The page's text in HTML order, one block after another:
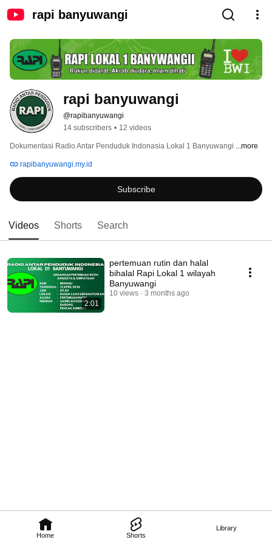
rapi banyuwangi
Home Shorts
Library
rapi banyuwangi
@rapibanyuwangi
14 subscribers • 12 videos
Dokumentasi Radio Antar Penduduk Indonasia Lokal 1 Banyuwangi ...more
rapibanyuwangi.my.id
Subscribe
Videos Shorts Search
2:01
pertemuan rutin dan halal
bihalal Rapi Lokal 1 wilayah
Banyuwangi
10 views 3 months ago